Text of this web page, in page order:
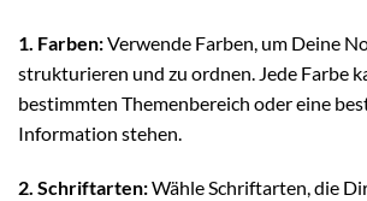
1. Farben:Verwende Farben, um Deine
strukturieren und zu ordnen. Jede Farbe
bestimmten Themenbereich oder eine
Information stehen.
2. Schriftarten:Wähle Schriftarten, die